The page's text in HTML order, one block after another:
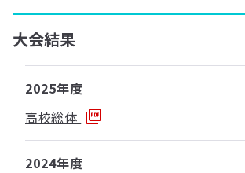
大会結果
2025年度
高校総体
2024年度